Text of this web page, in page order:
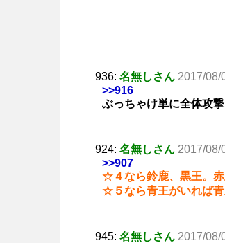
936: 名無しさん 2017/08/
>>916
ぶっちゃけ単に全体攻
924: 名無しさん 2017/08/
>>907
☆４なら鈴鹿、黒王。赤
☆５なら青王がいれば青
945: 名無しさん 2017/08/